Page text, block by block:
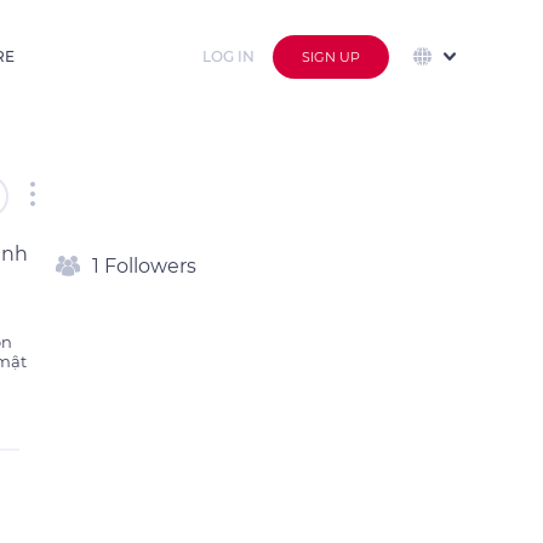
LOG IN SIGN UP
1 Followers